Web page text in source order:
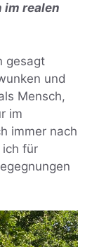
im realen
gesagt
und
Mensch,
im
immer nach
ich für